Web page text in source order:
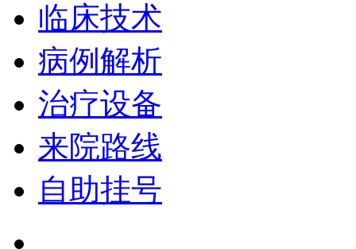
临床技术
病例解析
治疗设备
来院路线
自助挂号